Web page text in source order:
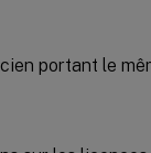
portant le